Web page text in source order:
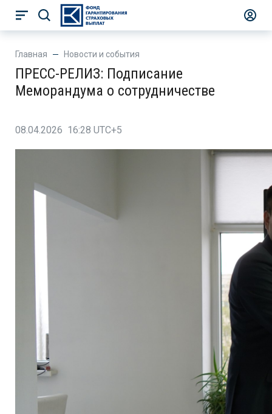
Главная Новости и события
ПРЕСС-РЕЛИЗ: Подписание
Меморандума о сотрудничестве
08.04.2026 16:28 UTC+5